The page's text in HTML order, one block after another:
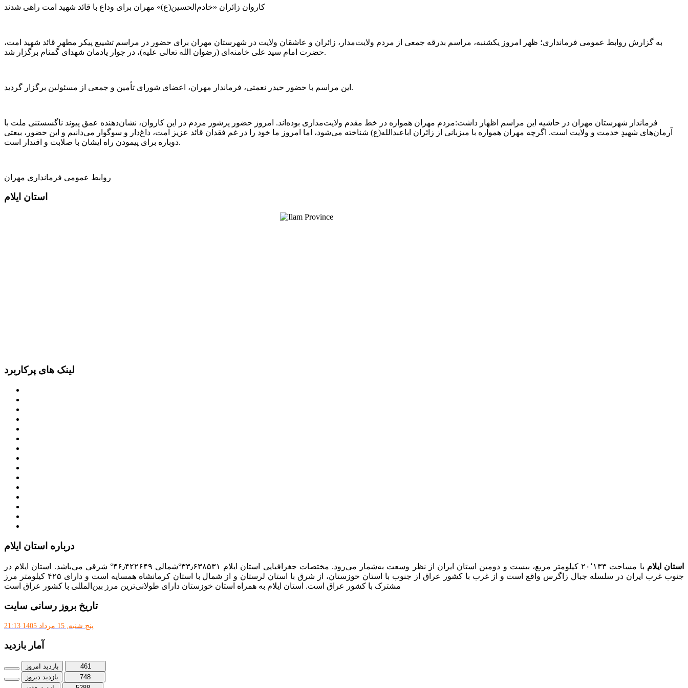
کاروان زائران «خادم‌الحسین(ع)» مهران برای وداع با قائد شهید امت راهی شدند
به گزارش روابط عمومی فرمانداری؛ ظهر امروز یکشنبه، مراسم بدرقه جمعی از مردم ولایت‌مدار، زائران و عاشقان ولایت در شهرستان مهران برای حضور در مراسم تشییع پیکر مطهر قائد شهید امت،
حضرت امام سید علی خامنه‌ای (رضوان الله تعالی علیه)، در جوار یادمان شهدای گمنام برگزار شد.
این مراسم با حضور حیدر نعمتی، فرماندار مهران، اعضای شورای تأمین و جمعی از مسئولین برگزار گردید.
فرماندار شهرستان مهران در حاشیه این مراسم اظهار داشت:مردم مهران همواره در خط مقدم ولایت‌مداری بوده‌اند. امروز حضور پرشور مردم در این کاروان، نشان‌دهنده عمق پیوند ناگسستنی ملت با
آرمان‌های شهیدِ خدمت و ولایت است. اگرچه مهران همواره با میزبانی از زائران اباعبدالله(ع) شناخته می‌شود، اما امروز ما خود را در غم فقدان قائد عزیز امت، داغ‌دار و سوگوار می‌دانیم و این حضور، بیعتی
دوباره برای پیمودن راه ایشان با صلابت و اقتدار است.
روابط عمومی فرمانداری مهران
استان ایلام
لینک های پرکاربرد
درباره استان ایلام
استان ایلام
با مساحت ۲۰٬۱۳۳ کیلومتر مربع، بیست و دومین استان ایران از نظر وسعت به‌شمار می‌رود. مختصات جغرافیایی استان ایلام ۳۳٫۶۳۸۵۳۱°شمالی ۴۶٫۴۲۲۶۴۹° شرقی می‌باشد. استان ایلام در
جنوب غرب ایران در سلسله جبال زاگرس واقع است و از غرب با کشور عراق از جنوب با استان خوزستان، از شرق با استان لرستان و از شمال با استان کرمانشاه همسایه است و دارای ۴۲۵ کیلومتر مرز
مشترک با کشور عراق است. استان ایلام به همراه استان خوزستان دارای طولانی‌ترین مرز بین‌المللی با کشور عراق است
تاریخ بروز رسانی سایت
پنج شنبه, 15 مرداد 1405 21:13
آمار بازدید
بازدید امروز
461
بازدید دیروز
748